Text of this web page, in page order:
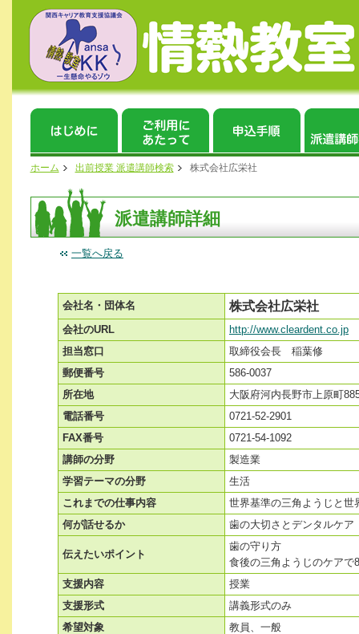
ホーム 出前授業 派遣講師検索 株式会社広栄社
派遣講師詳細
一覧へ戻る
会社名・団体名 株式会社広栄社
会社のURL
http://www.cleardent.co.jp
担当窓口
取締役会長 稲葉修
郵便番号
586-0037
所在地
大阪府河内長野市上原町
電話番号
0721-52-2901
FAX番号
0721-54-1092
講師の分野
製造業
学習テーマの分野
生活
これまでの仕事内容
世界基準の三角ようじと世
何が話せるか
歯の大切さとデンタルケア
伝えたいポイント
歯の守り方
食後の三角ようじのケアで
支援内容
授業
支援形式
講義形式のみ
希望対象
教員、一般